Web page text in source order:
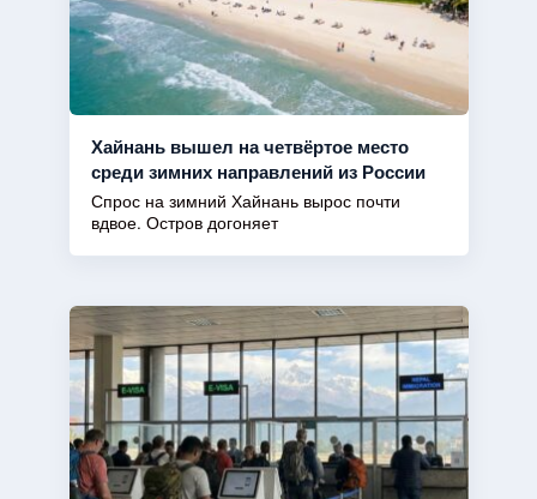
Хайнань вышел на четвёртое место
среди зимних направлений из России
Спрос на зимний Хайнань вырос почти
вдвое. Остров догоняет